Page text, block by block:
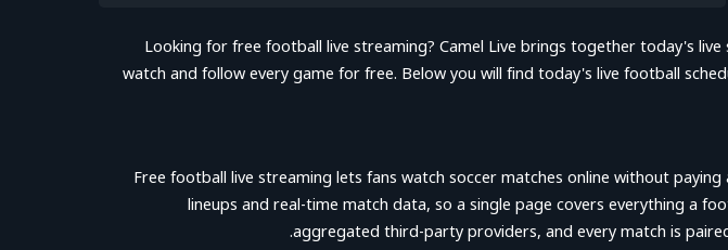
Looking for free football live streaming? Camel Live brings together today's
watch and follow every game for free. Below you will find today's live football
Free football live streaming lets fans watch soccer matches online without
lineups and real-time match data, so a single page covers everything a
aggregated third-party providers, and every match is